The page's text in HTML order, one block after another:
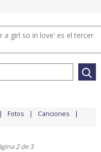
a girl so in love' es el tercer
Fotos Canciones
2 de 3